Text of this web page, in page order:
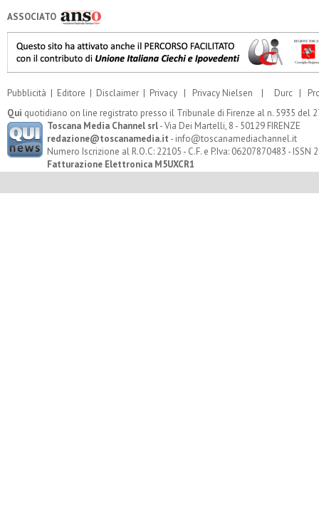
ASSOCIATO
Pubblicità | Editore | Disclaimer | Privacy | Privacy Nielsen | Durc |
Qui quotidiano on line registrato presso il Tribunale di Firenze al n. 5935 del
Toscana Media Channel srl- Via Dei Martelli, 8 - 50129 FIRENZE
redazione@toscanamedia.it - info@toscanamediachannel.it
Numero Iscrizione al R.O.C: 22105 - C.F. e P.Iva: 06207870483 - ISSN
Fatturazione Elettronica M5UXCR1